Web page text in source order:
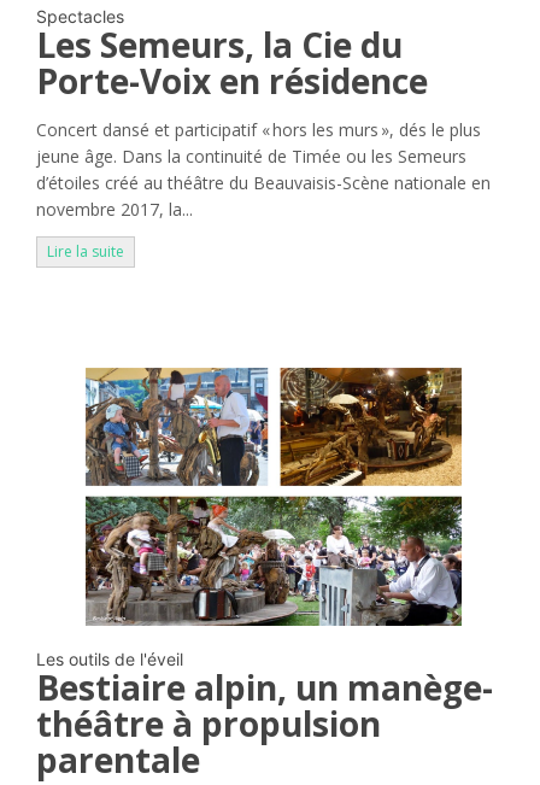
Spectacles
Les Semeurs, la Cie du
Porte-Voix en résidence
Concert dansé et participatif « hors les murs », dés le plus
jeune âge. Dans la continuité de Timée ou les Semeurs
d’étoiles créé au théâtre du Beauvaisis-Scène nationale en
novembre 2017, la...
Lire la suite
Les outils de l'éveil
Bestiaire alpin, un manège-
théâtre à propulsion
parentale